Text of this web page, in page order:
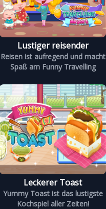
Lustiger reisender
Reisen ist aufregend und macht
Spaß am Funny Travelling
Leckerer Toast
Yummy Toast ist das lustigste
Kochspiel aller Zeiten!